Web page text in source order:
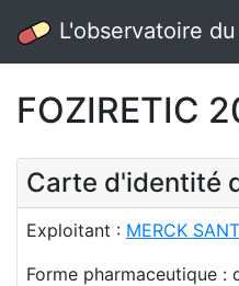
L'observatoire
FOZIRETIC
Carte d'identité
Exploitant : MERCK
Forme pharmaceutique :